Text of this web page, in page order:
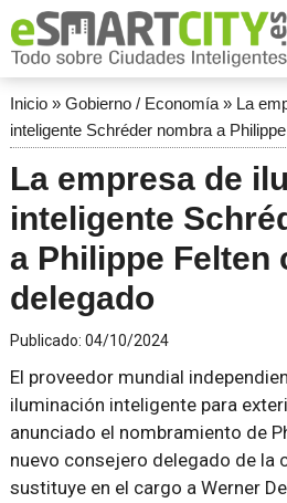
Inicio» Gobierno / Economía» La
inteligente Schréder nombra a
La empresa de
inteligente
a Philippe Felten
delegado
Publicado: 04/10/2024
El proveedor mundial
iluminación inteligente para
anunciado el nombramiento de
nuevo consejero delegado de la
sustituye en el cargo a Werner